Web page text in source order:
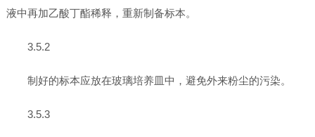
液中再加乙酸丁酯稀释，重新制备标本。
3.5.2
制好的标本应放在玻璃培养皿中，避免外来粉尘的污染。
3.5.3